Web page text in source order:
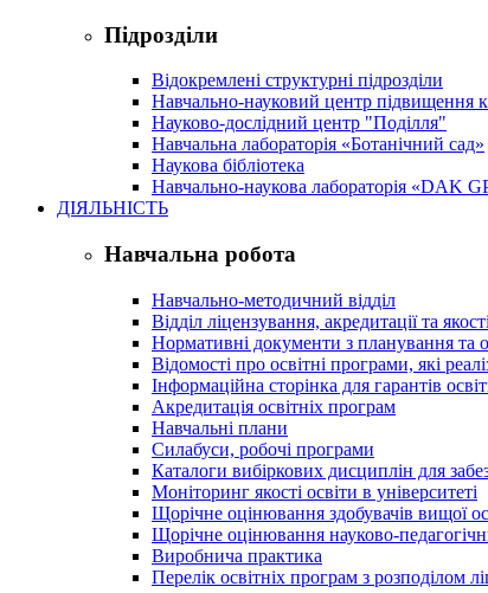
Підрозділи
Відокремлені структурні підрозділи
Навчально-науковий центр підвищення
Науково-дослідний центр "Поділля"
Навчальна лабораторія «Ботанічний сад»
Наукова бібліотека
Навчально-наукова лабораторія «DAK
ДІЯЛЬНІСТЬ
Навчальна робота
Навчально-методичний відділ
Відділ ліцензування, акредитації та
Нормативні документи з планування та
Відомості про освітні програми, які
Інформаційна сторінка для гарантів
Акредитація освітніх програм
Навчальні плани
Силабуси, робочі програми
Каталоги вибіркових дисциплін для
Моніторинг якості освіти в університеті
Щорічне оцінювання здобувачів вищої
Щорічне оцінювання науково-
Виробнича практика
Перелік освітніх програм з розподілoм